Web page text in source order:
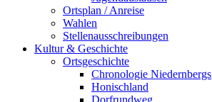
Ortsplan / Anreise
Wahlen
Stellenausschreibungen
Kultur & Geschichte
Ortsgeschichte
Chronologie Niedernbergs
Honischland
Dorfrundweg